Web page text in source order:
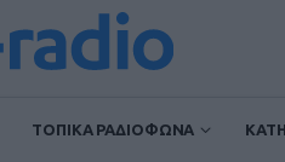
ΤΟΠΙΚΑ ΡΑΔΙΟΦΩΝΑ